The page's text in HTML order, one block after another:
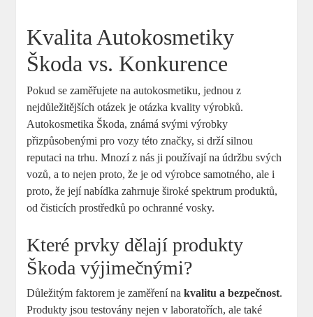
Kvalita Autokosmetiky
Škoda vs. Konkurence
Pokud se zaměřujete na autokosmetiku, jednou z
nejdůležitějších otázek‍ je​ otázka ⁤kvality‌ výrobků.
Autokosmetika⁤ Škoda,​ známá svými výrobky
‌přizpůsobenými‌ pro vozy této‍ značky,⁤ si drží silnou
reputaci na‌ trhu. ⁢Mnozí z nás‍ ji používají na ⁢údržbu svých
vozů, a to nejen proto, že ⁣je od výrobce samotného, ale i
proto, že⁢ její nabídka zahrnuje široké spektrum produktů,
od ​čisticích prostředků po ochranné ‌vosky.
Které prvky dělají produkty
Škoda výjimečnými?
Důležitým faktorem je ​zaměření nakvalitu a bezpečnost.
⁣Produkty jsou testovány nejen v ‍laboratořích, ale také